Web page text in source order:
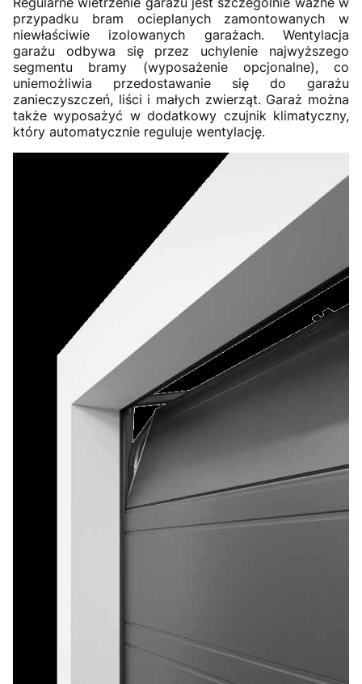
przypadku bram ocieplanych zamontowanych w
niewłaściwie izolowanych garażach. Wentylacja
garażu odbywa się przez uchylenie najwyższego
segmentu bramy (wyposażenie opcjonalne), co
uniemożliwia przedostawanie się do garażu
zanieczyszczeń, liści i małych zwierząt. Garaż można
także wyposażyć w dodatkowy czujnik klimatyczny,
który automatycznie reguluje wentylację.